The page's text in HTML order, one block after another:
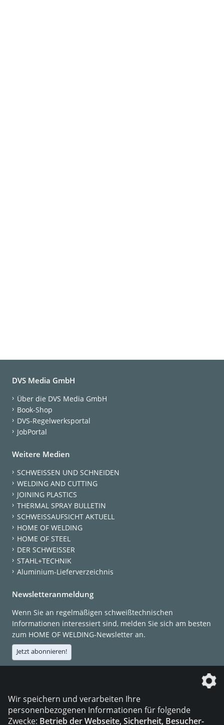
DVS Media GmbH
Über die DVS Media GmbH
Book-Shop
DVS-Regelwerksportal
JobPortal
Weitere Medien
SCHWEISSEN UND SCHNEIDEN
WELDING AND CUTTING
JOINING PLASTICS
THERMAL SPRAY BULLETIN
SCHWEISSAUFSICHT AKTUELL
HOME OF WELDING
HOME OF STEEL
DER SCHWEISSER
STAHL+TECHNIK
Aluminium-Lieferverzeichnis
Newsletteranmeldung
Wenn Sie an regelmäßigen schweißtechnischen
Informationen interessiert sind, melden Sie sich am besten
zum HOME OF WELDING-Newsletter an.
Jetzt abonnieren!
Die DVS Media GmbH ist ein Unternehmen der
Wir speichern und verarbeiten Ihre
personenbezogenen Informationen für folgende
Zwecke: Betrieb der Webseite, Sicherheit, Besucher-